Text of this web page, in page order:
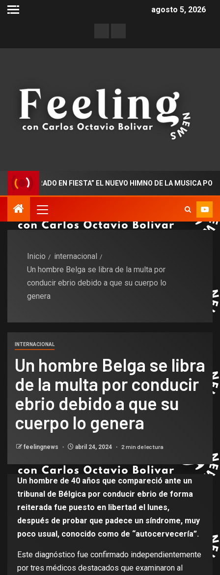
agosto 5, 2026
EN FIESTA” EL NUEVO HIMNO DE LA MUSICA POPULAR
Inicio
internacional
Un hombre Belga se libra de la multa por
conducir ebrio debido a que su cuerpo lo
genera
INTERNACIONAL
Un hombre Belga se libra
de la multa por conducir
ebrio debido a que su
cuerpo lo genera
feelingnews abril 24, 2024 2 min de lectura
Un hombre de 40 años que compareció ante un
tribunal de Bélgica por conducir ebrio de forma
reiterada fue puesto en libertad el lunes,
después de probar que padece un síndrome, muy
poco usual, conocido como de “autocervecería”.
Este diagnóstico fue confirmado independientemente
por tres médicos destacados que examinaron al